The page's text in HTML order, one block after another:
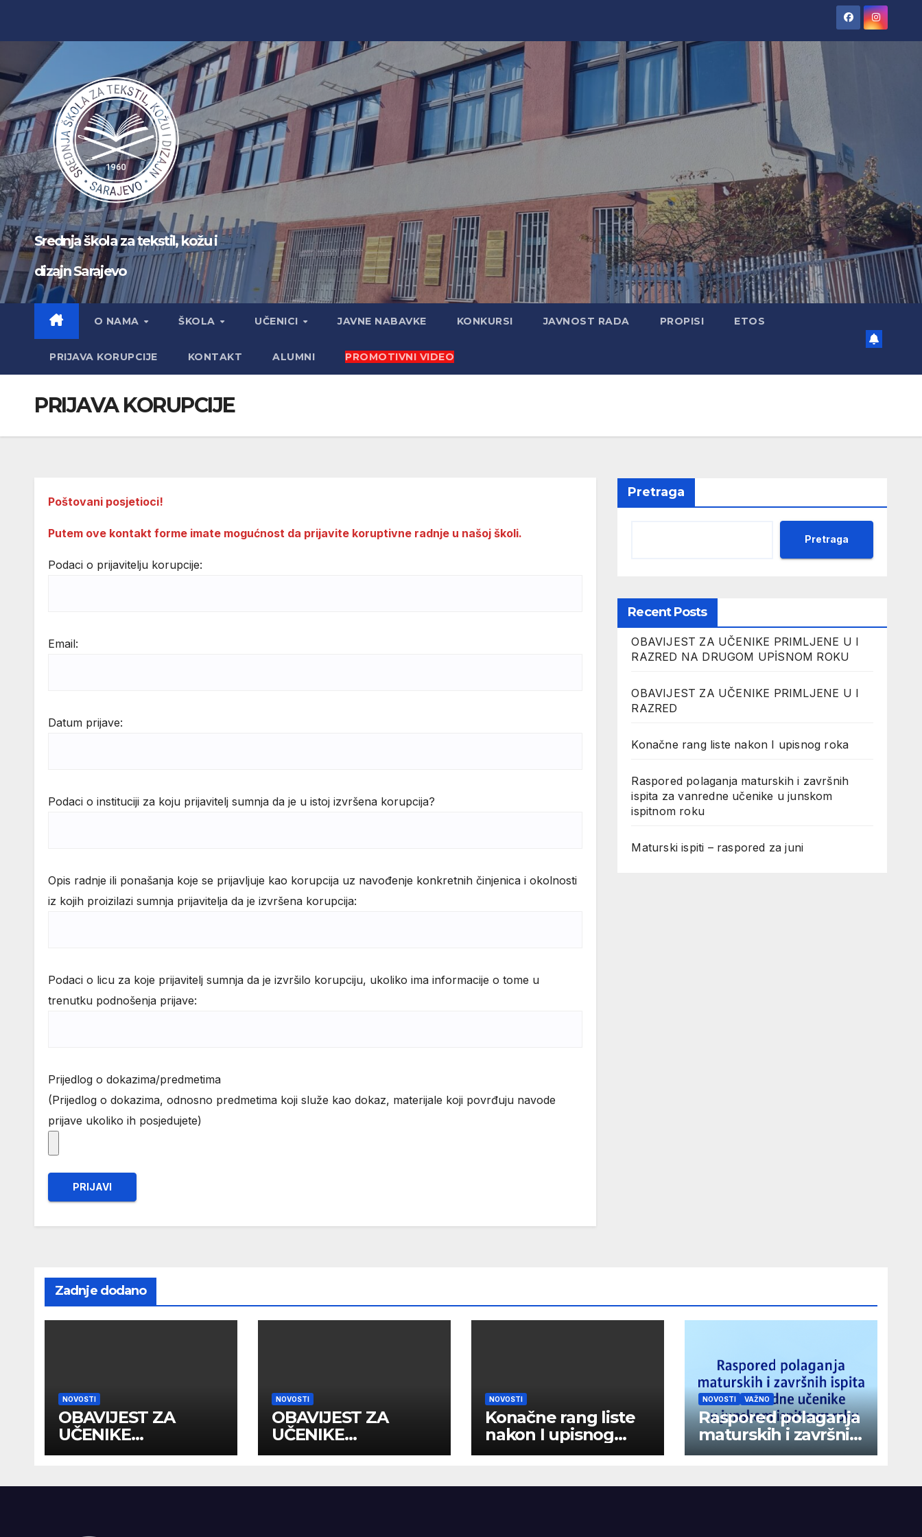
Srednja škola za tekstil, kožu i
dizajn Sarajevo
O NAMA ŠKOLA UČENICI JAVNE NABAVKE KONKURSI JAVNOST RADA PROPISI ETOS
PRIJAVA KORUPCIJE KONTAKT ALUMNI PROMOTIVNI VIDEO
PRIJAVA KORUPCIJE
Poštovani posjetioci!
Putem ove kontakt forme imate mogućnost da prijavite koruptivne radnje u našoj školi.
Podaci o prijavitelju korupcije:
Email:
Datum prijave:
Podaci o instituciji za koju prijavitelj sumnja da je u istoj izvršena korupcija?
Opis radnje ili ponašanja koje se prijavljuje kao korupcija uz navođenje konkretnih činjenica i okolnosti
iz kojih proizilazi sumnja prijavitelja da je izvršena korupcija:
Podaci o licu za koje prijavitelj sumnja da je izvršilo korupciju, ukoliko ima informacije o tome u
trenutku podnošenja prijave:
Prijedlog o dokazima/predmetima
(Prijedlog o dokazima, odnosno predmetima koji služe kao dokaz, materijale koji povrđuju navode
prijave ukoliko ih posjedujete)
Pretraga
Pretraga
Recent Posts
OBAVIJEST ZA UČENIKE PRIMLJENE U I
RAZRED NA DRUGOM UPİSNOM ROKU
OBAVIJEST ZA UČENIKE PRIMLJENE U I
RAZRED
Konačne rang liste nakon I upisnog roka
Raspored polaganja maturskih i završnih
ispita za vanredne učenike u junskom
ispitnom roku
Maturski ispiti – raspored za juni
Zadnje dodano
NOVOSTI
OBAVIJEST ZA
UČENIKE
PRIMLJENE U I
DRUGOM UPİSNOM
NOVOSTI
OBAVIJEST ZA
UČENIKE
PRIMLJENE U I
NOVOSTI
Konačne rang liste
nakon I upisnog
roka
NOVOSTI VAŽNO
Raspored polaganja
maturskih i završnih
ispita za vanredne
ispitnom roku